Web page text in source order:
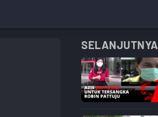
SELANJUTNYA